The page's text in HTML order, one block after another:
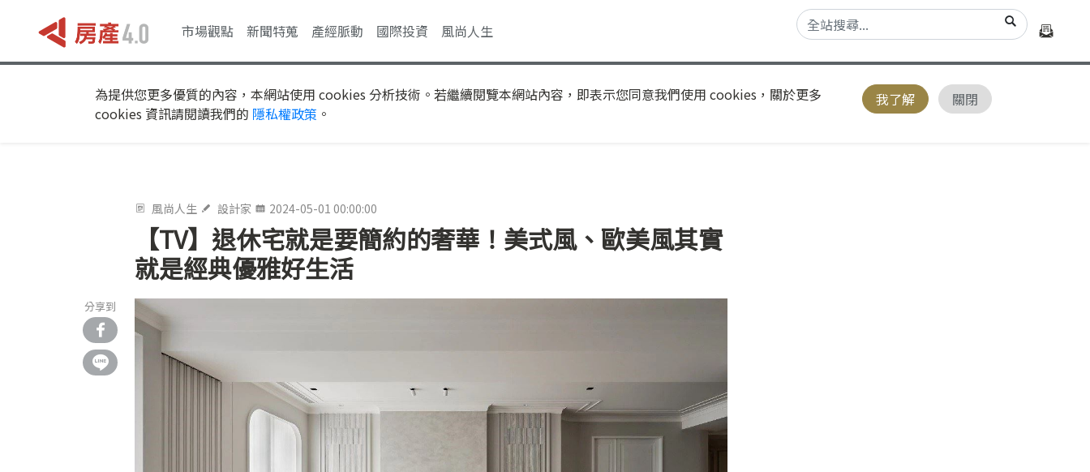
市場觀點 新聞特蒐 產經脈動 國際投資 風尚人生
為提供您更多優質的內容，本網站使用 cookies 分析技術。若繼續閱覽本網站內容，即表示您同意我們使用 cookies，關於更多
cookies 資訊請閱讀我們的 隱私權政策 。
我了解 關閉
風尚人生 設計家 2024-05-01 00:00:00
【TV】退休宅就是要簡約的奢華！美式風、歐美風其實
就是經典優雅好生活
分享到